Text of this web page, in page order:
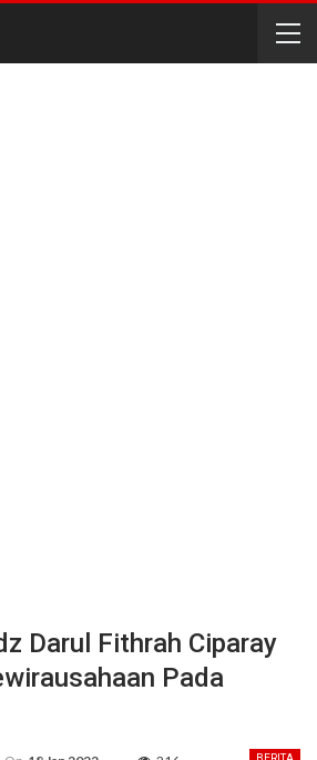
Darul Fithrah Ciparay
Pada